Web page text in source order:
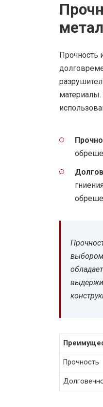
Прочность
выбором
Прочность